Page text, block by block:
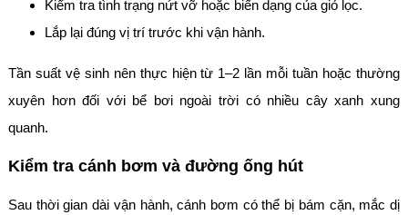
Kiểm tra tình trạng nứt vỡ hoặc biến dạng của giỏ lọc.
Lắp lại đúng vị trí trước khi vận hành.
Tần suất vệ sinh nên thực hiện từ 1–2 lần mỗi tuần hoặc thường
xuyên hơn đối với bể bơi ngoài trời có nhiều cây xanh xung
quanh.
Kiểm tra cánh bơm và đường ống hút
Sau thời gian dài vận hành, cánh bơm có thể bị bám cặn, mắc dị